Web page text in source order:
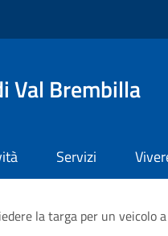
Val Brembilla
Servizi
la targa per un veicolo